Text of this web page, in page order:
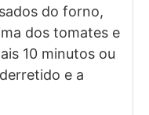
do forno,
dos tomates e
10 minutos ou
e a